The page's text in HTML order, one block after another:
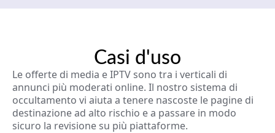
Casi d'uso
Le offerte di media e IPTV sono tra i verticali di
annunci più moderati online. Il nostro sistema di
occultamento vi aiuta a tenere nascoste le pagine di
destinazione ad alto rischio e a passare in modo
sicuro la revisione su più piattaforme.